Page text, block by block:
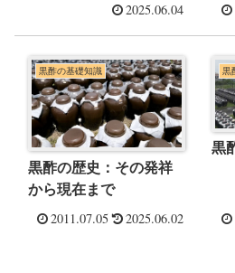
2025.06.04
黒酢の基礎知識
黒酢の歴史：その発祥
から現在まで
2011.07.05 2025.06.02
黒
黒